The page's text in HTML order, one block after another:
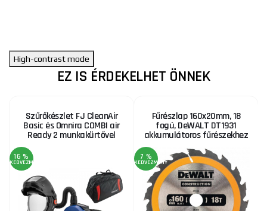
High-contrast mode
EZ IS ÉRDEKELHET ÖNNEK
Szűrőkészlet FJ CleanAir
Basic és Omnira COMBI air
Ready 2 munkakürtővel
16 %
KEDVEZMÉNY
Fűrészlap 160x20mm, 18
fogú, DeWALT DT1931
akkumulátoros fűrészekhez
7 %
KEDVEZMÉNY